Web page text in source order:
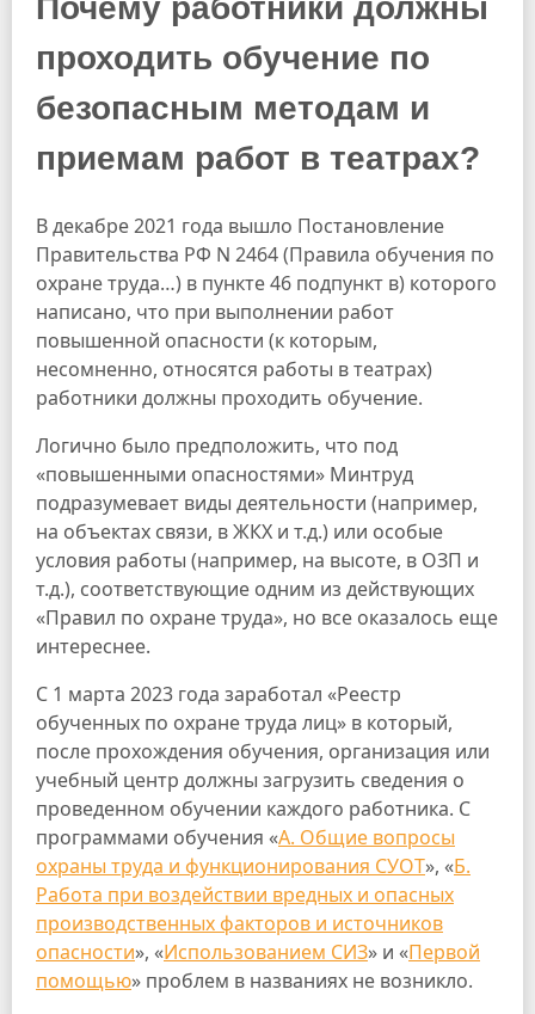
Почему работники должны
проходить обучение по
безопасным методам и
приемам работ в театрах?
В декабре 2021 года вышло Постановление
Правительства РФ N 2464 (Правила обучения по
охране труда…) в пункте 46 подпункт в) которого
написано, что при выполнении работ
повышенной опасности (к которым,
несомненно, относятся работы в театрах)
работники должны проходить обучение.
Логично было предположить, что под
«повышенными опасностями» Минтруд
подразумевает виды деятельности (например,
на объектах связи, в ЖКХ и т.д.) или особые
условия работы (например, на высоте, в ОЗП и
т.д.), соответствующие одним из действующих
«Правил по охране труда», но все оказалось еще
интереснее.
С 1 марта 2023 года заработал «Реестр
обученных по охране труда лиц» в который,
после прохождения обучения, организация или
учебный центр должны загрузить сведения о
проведенном обучении каждого работника. С
программами обучения «А. Общие вопросы
охраны труда и функционирования СУОТ», «Б.
Работа при воздействии вредных и опасных
производственных факторов и источников
опасности», «Использованием СИЗ» и «Первой
помощью» проблем в названиях не возникло.